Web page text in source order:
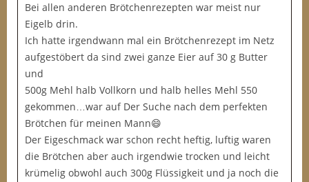
Bei allen anderen Brötchenrezepten war meist nur
Eigelb drin.
Ich hatte irgendwann mal ein Brötchenrezept im Netz
aufgestöbert da sind zwei ganze Eier auf 30 g Butter
und
500g Mehl halb Vollkorn und halb helles Mehl 550
gekommen…war auf Der Suche nach dem perfekten
Brötchen für meinen Mann😄
Der Eigeschmack war schon recht heftig, luftig waren
die Brötchen aber auch irgendwie trocken und leicht
krümelig obwohl auch 300g Flüssigkeit und ja noch die